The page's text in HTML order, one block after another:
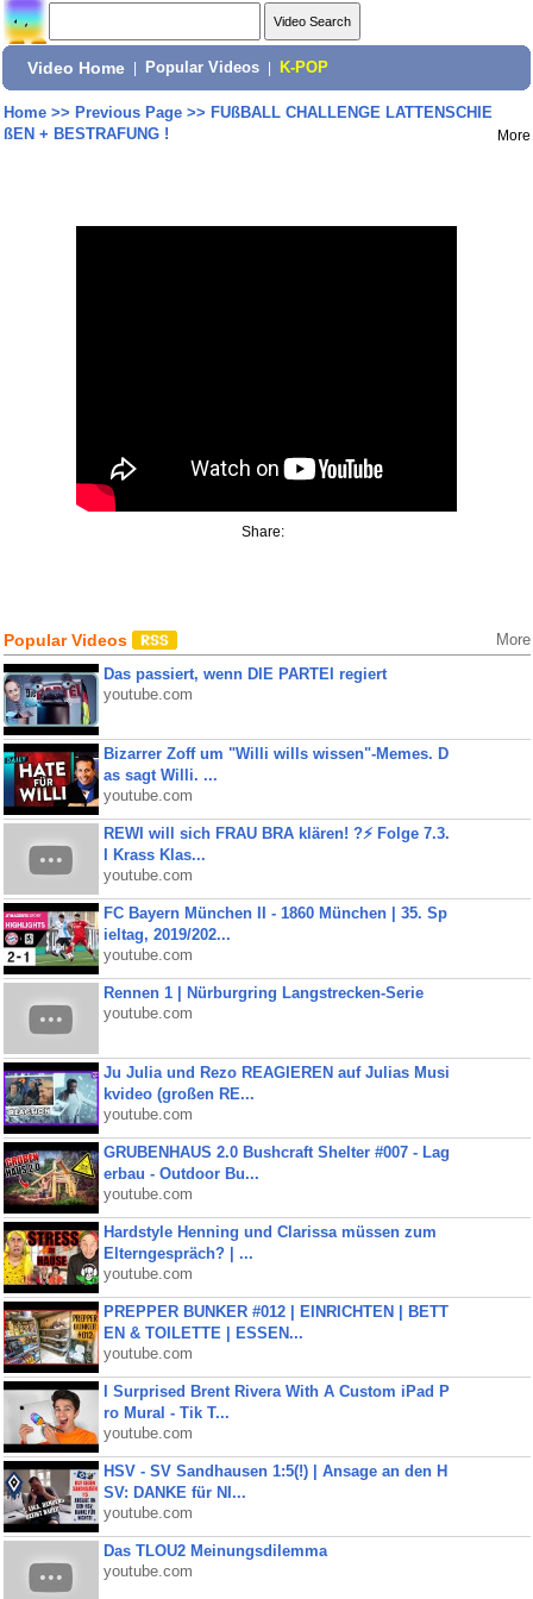
Video Home Popular Videos K-POP
Home>> Previous Page>> FUßBALL CHALLENGE LATTENSCHIE
ßEN + BESTRAFUNG !
More
Share:
Popular Videos More
Das passiert, wenn DIE PARTEI regiert
youtube.com
Bizarrer Zoff um "Willi wills wissen"-Memes. D
as sagt Willi. ...
youtube.com
REWI will sich FRAU BRA klären! ?⚡️ Folge 7.3.
I Krass Klas...
youtube.com
FC Bayern München II - 1860 München | 35. Sp
ieltag, 2019/202...
youtube.com
Rennen 1 | Nürburgring Langstrecken-Serie
youtube.com
Ju Julia und Rezo REAGIEREN auf Julias Musi
kvideo (großen RE...
youtube.com
GRUBENHAUS 2.0 Bushcraft Shelter #007 - Lag
erbau - Outdoor Bu...
youtube.com
Hardstyle Henning und Clarissa müssen zum
Elterngespräch? | ...
youtube.com
PREPPER BUNKER #012 | EINRICHTEN | BETT
EN & TOILETTE | ESSEN...
youtube.com
I Surprised Brent Rivera With A Custom iPad P
ro Mural - Tik T...
youtube.com
HSV - SV Sandhausen 1:5(!) | Ansage an den H
SV: DANKE für NI...
youtube.com
Das TLOU2 Meinungsdilemma
youtube.com